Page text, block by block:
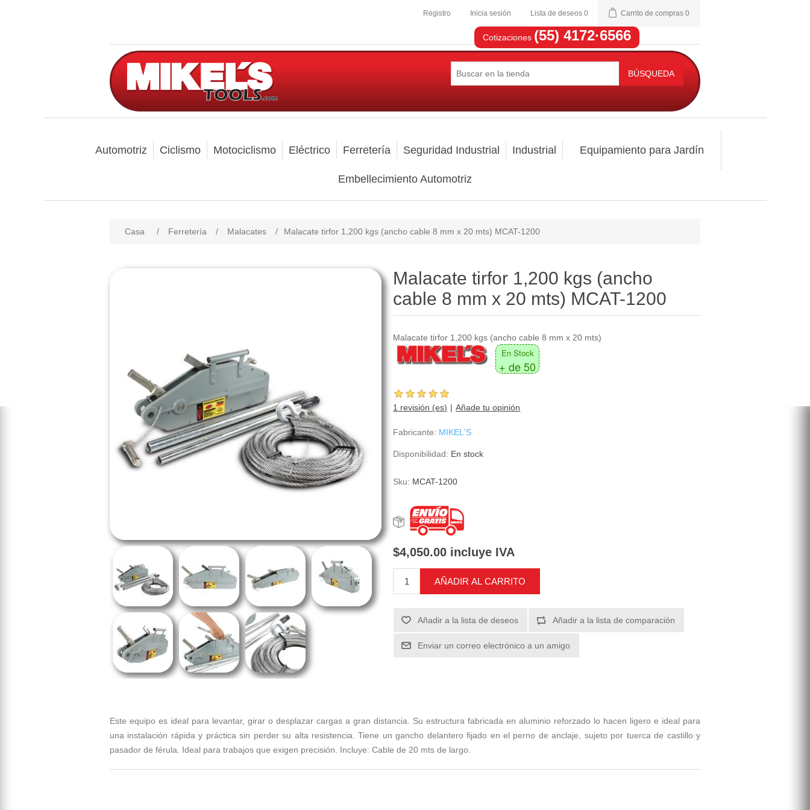
Registro Inicia sesión Lista de deseos 0 Carrito de compras 0
Cotizaciones (55) 4172·6566
BÚSQUEDA
Automotriz Ciclismo Motociclismo Eléctrico Ferretería Seguridad Industrial Industrial Equipamiento para Jardín
Embellecimiento Automotriz
Casa / Ferretería / Malacates / Malacate tirfor 1,200 kgs (ancho cable 8 mm x 20 mts) MCAT-1200
Malacate tirfor 1,200 kgs (ancho
cable 8 mm x 20 mts) MCAT-1200
Malacate tirfor 1,200 kgs (ancho cable 8 mm x 20 mts)
En Stock
+ de 50
1 revisión (es) Añade tu opinión
Fabricante: MIKEL'S
Disponibilidad: En stock
Sku: MCAT-1200
$4,050.00 incluye IVA
AÑADIR AL CARRITO
Añadir a la lista de deseos Añadir a la lista de comparación
Enviar un correo electrónico a un amigo
Este equipo es ideal para levantar, girar o desplazar cargas a gran distancia. Su estructura fabricada en aluminio reforzado lo hacen ligero e ideal para
una instalación rápida y práctica sin perder su alta resistencia. Tiene un gancho delantero fijado en el perno de anclaje, sujeto por tuerca de castillo y
pasador de férula. Ideal para trabajos que exigen precisión. Incluye: Cable de 20 mts de largo.